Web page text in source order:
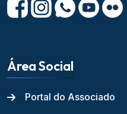
Área Social
Portal do Associado